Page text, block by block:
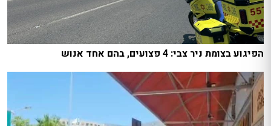
הפיגוע בצומת ניר צבי: 4 פצועים, בהם אחד אנוש